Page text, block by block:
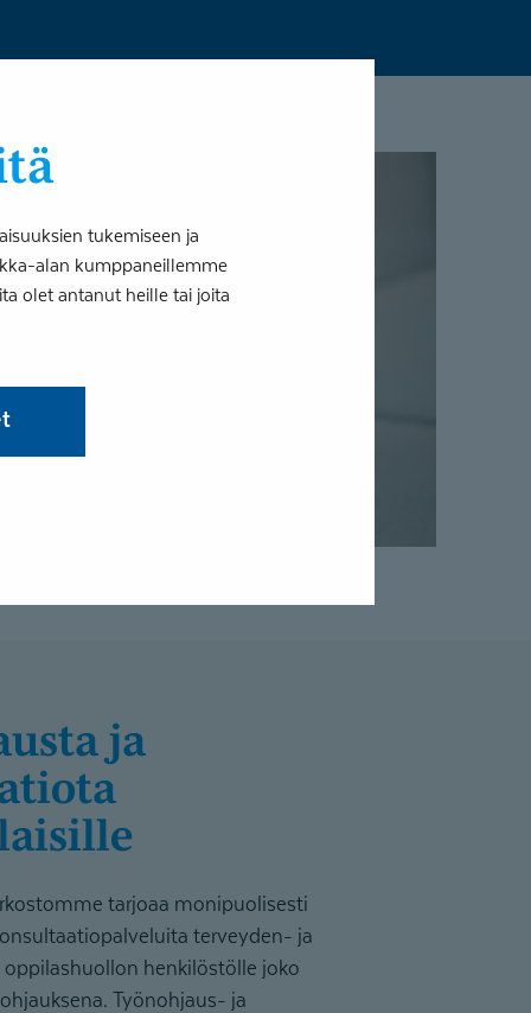
tukemiseen ja
alan kumppaneillemme
olet antanut heille tai joita
tarjoaa monipuolisesti
terveyden- ja
henkilöstölle joko
Työnohjaus- ja